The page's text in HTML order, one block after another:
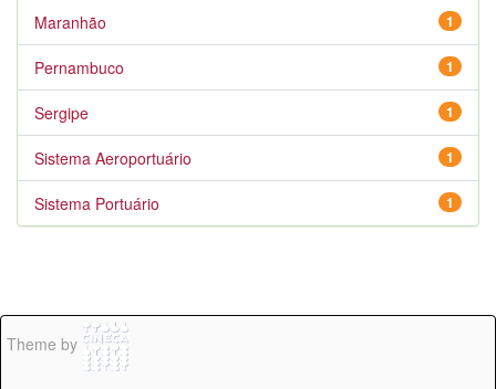
1
Maranhão
1
Pernambuco
1
Sergipe
1
Sistema Aeroportuário
1
Sistema Portuário
Theme by